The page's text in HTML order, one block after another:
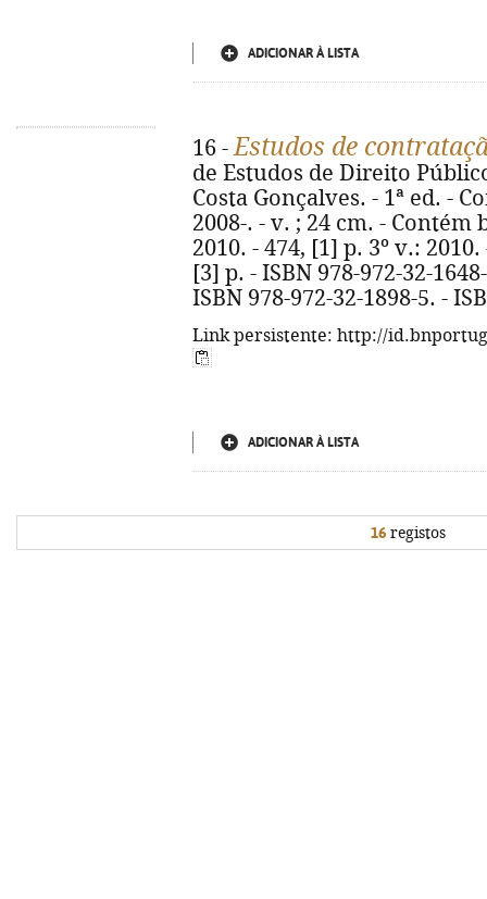
ADICIONAR À LISTA
16 -Estudos de
de Estudos de Direito
Costa Gonçalves. - 1ª ed. -
2008-. - v. ; 24 cm. - Contém
2010. - 474, [1] p. 3º v.:
[3] p. - ISBN 978-972-32-
ISBN 978-972-32-1898-5. -
Link persistente: http://
ADICIONAR À LISTA
16registos